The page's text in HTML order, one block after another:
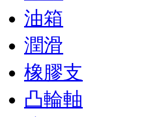
油箱
潤滑
橡膠支
凸輪軸